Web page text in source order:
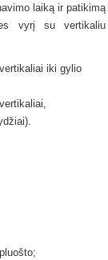
laiką ir patikimą
vyrį su vertikaliu
iki gylio